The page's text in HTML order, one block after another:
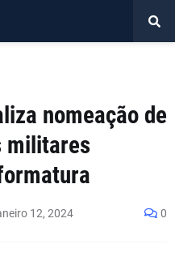
nomeação de
militares
12, 2024 0